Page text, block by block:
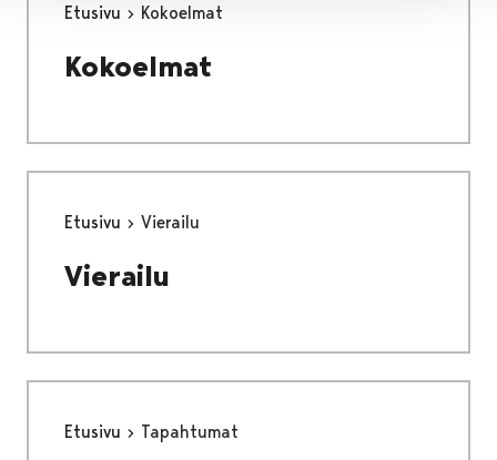
Etusivu Kokoelmat
Kokoelmat
Etusivu Vierailu
Vierailu
Etusivu Tapahtumat